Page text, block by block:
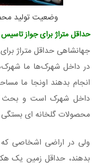
وضعیت تولید
حداقل متراژ برای جواز
جهانشاهی حداقل متراژ
در داخل شهرک‌ها ما
انجام بدهند اونجا ما
داخل شهرک است و بحث
محصولات گلخانه‌ ای بستگی
ولی در اراضی اشخاصی